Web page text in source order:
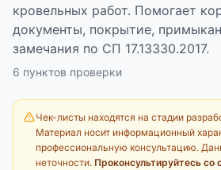
кровельных работ. Помогает
документы, покрытие,
замечания по СП 17.13330.2017.
6 пунктов проверки
Чек-листы находятся на стадии
Материал носит информационный
профессиональную консультацию.
неточности. Проконсультируйтесь со